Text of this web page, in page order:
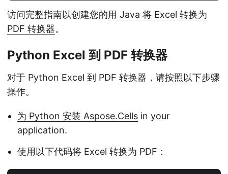
访问完整指南以创建您的用 Java 将 Excel 转换为
PDF 转换器。
Python Excel 到 PDF 转换器
对于 Python Excel 到 PDF 转换器，请按照以下步骤
操作。
为 Python 安装 Aspose.Cells in your
application.
使用以下代码将 Excel 转换为 PDF：